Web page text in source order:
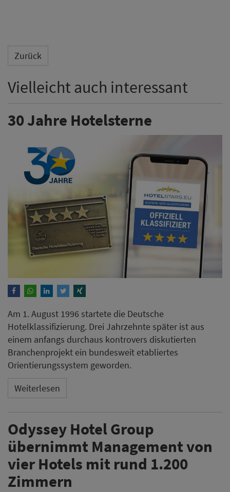
Zurück
Vielleicht auch interessant
30 Jahre Hotelsterne
Am 1. August 1996 startete die Deutsche
Hotelklassifizierung. Drei Jahrzehnte später ist aus
einem anfangs durchaus kontrovers diskutierten
Branchenprojekt ein bundesweit etabliertes
Orientierungssystem geworden.
Weiterlesen
Odyssey Hotel Group
übernimmt Management von
vier Hotels mit rund 1.200
Zimmern